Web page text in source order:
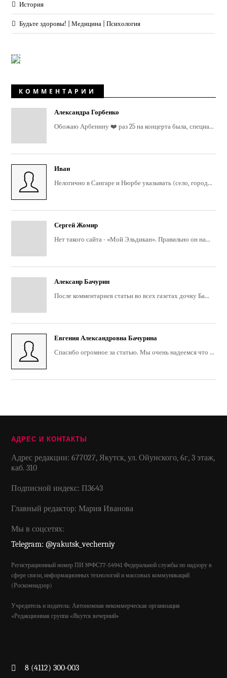
История
Будьте здоровы! | Медицина | Психология
КОММЕНТАРИИ
Александра Горбенко
Обожаю Арбенину ❤️ раз 25 на концерта была, специа...
Иван
Нелогично в Сангаре и Нюрбе указывать (село, город...
Сергей Жомир
Нет такого сайта - «Мой Эльдикан». Правильно он на...
Алексанр Бачурин
После комментариев статьи во всех газетах дочку Ба...
Евгения Александровна Бачурина
Спасибо огромное за статью. Мы очень надеемся что ...
АДРЕС И КОНТАКТЫ
Адрес редакции: 677027, Якутск, ул. Ойунского, 6г, 3 этаж,
каб. 310
Подписной индекс: П3643
Главный редактор: Мария Иванова
Мы в соцсетях:
Telegram: @yakutsk_vecherniy
Регистрационный номер ПИ №ФС77-54941 Федеральной службы по надзору в
сфере связи, информационных технологий и массовых коммуникаций
(Роскомнадзор)
Учредитель и издатель: Автономная некоммерческая организация
«Редакционная группа «Якутск вечерний»
8 (4112) 300-003